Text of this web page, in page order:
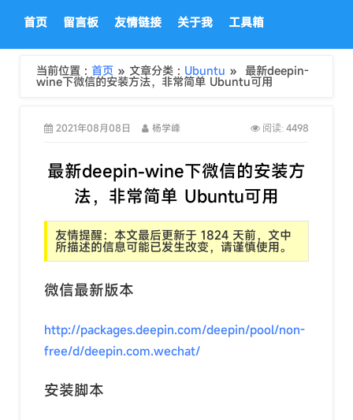
首页 留言板 友情链接 关于我 工具箱
当前位置 : 首页 » 文章分类 : Ubuntu » 最新deepin-
wine下微信的安装方法，非常简单 Ubuntu可用
2021年08月08日 杨学峰 阅读: 4498
最新deepin-wine下微信的安装方
法，非常简单 Ubuntu可用
友情提醒：本文最后更新于 1824 天前，文中
所描述的信息可能已发生改变，请谨慎使用。
微信最新版本
http://packages.deepin.com/deepin/pool/non-
free/d/deepin.com.wechat/
安装脚本